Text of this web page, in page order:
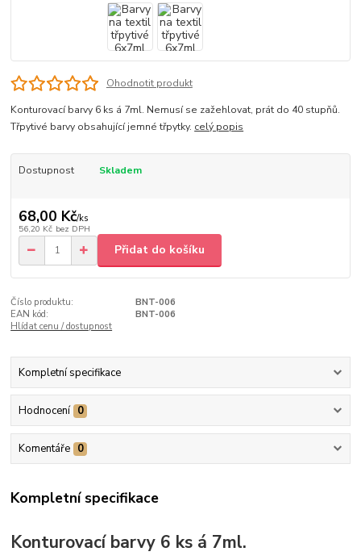
Ohodnotit produkt
Konturovací barvy 6 ks á 7ml. Nemusí se zažehlovat, prát do 40 stupňů.
Třpytivé barvy obsahující jemné třpytky. celý popis
Dostupnost Skladem
68,00 Kč/ks
56,20 Kč bez DPH
Přidat do košíku
Číslo produktu:
BNT-006
EAN kód:
BNT-006
Hlídat cenu / dostupnost
Kompletní specifikace
Hodnocení 0
Komentáře 0
Kompletní specifikace
Konturovací barvy 6 ks á 7ml.